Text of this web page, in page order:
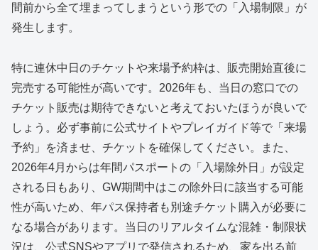
間前から全て埋まってしまうという形での「入場制限」が
発生します。
特に連休中日のチケットや来場予約枠は、販売開始直後に
完売する可能性が高いです。2026年も、当日の窓口での
チケット販売は期待できないと考えておいたほうが良いで
しょう。必ず事前に公式サイトやプレイガイド等で「来場
予約」を済ませ、チケットを確保してください。また、
2026年4月からは年間パスポートの「入場除外日」が設定
される日もあり、GW期間中はこの除外日に該当する可能
性が高いため、年パス保持者も別途チケット購入が必要に
なる場合があります。当日のリアルタイムな混雑・制限状
況は、公式SNSやアプリで発信されるため、家を出る前